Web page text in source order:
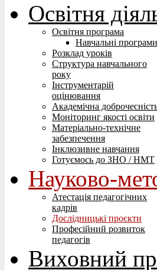
Освітня
Освітня програма
Навчальні програми
Розклад уроків
Структура навчального
року
Інструментарій
оцінювання
Академічна
Моніторинг якості освіти
Матеріально-технічне
забезпечення
Інклюзивне навчання
Готуємось до ЗНО / НМТ
Науково-
Атестація педагогічних
кадрів
Дослідницькі проєкти
Професійний розвиток
педагогів
Виховний